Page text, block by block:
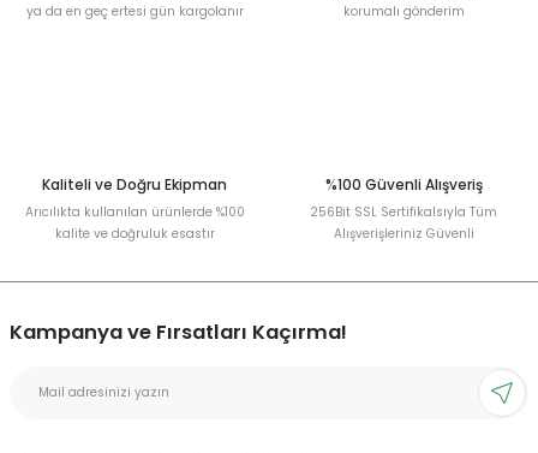
ya da en geç ertesi gün kargolanır
korumalı gönderim
Kaliteli ve Doğru Ekipman
Arıcılıkta kullanılan ürünlerde %100
kalite ve doğruluk esastır
%100 Güvenli Alışveriş
256Bit SSL Sertifikalsıyla Tüm
Alışverişleriniz Güvenli
Kampanya ve Fırsatları Kaçırma!